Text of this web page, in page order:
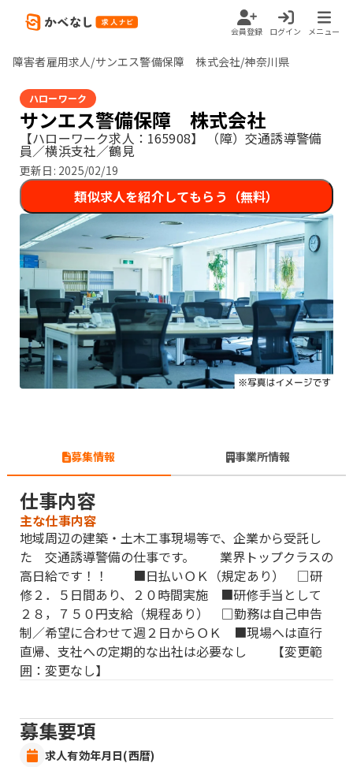
会員登録 ログイン メニュー
障害者雇用求人/サンエス警備保障 株式会社/神奈川県
ハローワーク
サンエス警備保障 株式会社
【ハローワーク求人：165908】 （障）交通誘導警備
員／横浜支社／鶴見
更新日: 2025/02/19
類似求人を紹介してもらう（無料）
募集情報 事業所情報
仕事内容
主な仕事内容
地域周辺の建築・土木工事現場等で、企業から受託し
た 交通誘導警備の仕事です。 業界トップクラスの
高日給です！！ ■日払いＯＫ（規定あり） □研
修２．５日間あり、２０時間実施 ■研修手当として
２８，７５０円支給（規程あり） □勤務は自己申告
制／希望に合わせて週２日からＯＫ ■現場へは直行
直帰、支社への定期的な出社は必要なし 【変更範
囲：変更なし】
募集要項
求人有効年月日(西暦)